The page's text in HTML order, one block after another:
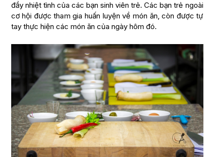
đầy nhiệt tình của các bạn sinh viên trẻ. Các bạn trẻ ngoài
cơ hội được tham gia huấn luyện về món ăn, còn được tự
tay thực hiện các món ăn của ngày hôm đó.